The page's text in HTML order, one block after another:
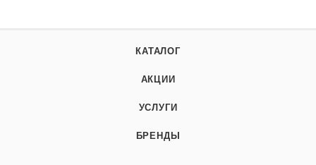
КАТАЛОГ
АКЦИИ
УСЛУГИ
БРЕНДЫ